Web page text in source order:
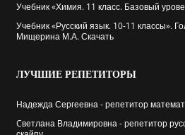
Учебник «Химия. 11 класс. Базовый
Учебник «Русский язык. 10-11 классы».
Мищерина М.А. Скачать
ЛУЧШИЕ РЕПЕТИТОРЫ
Надежда Сергеевна - репетитор
Cветлана Владимировна - репетитор